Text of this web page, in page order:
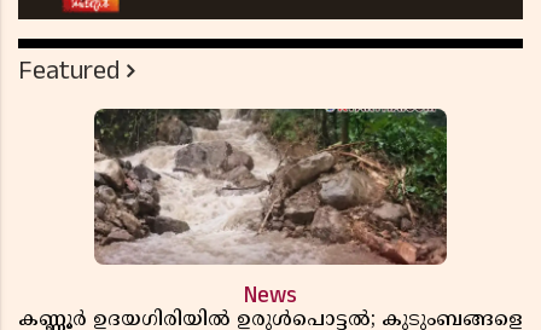
Featured
News
കണ്ണൂർ ഉദയഗിരിയിൽ ഉരുൾപൊട്ടൽ; കുടുംബങ്ങളെ